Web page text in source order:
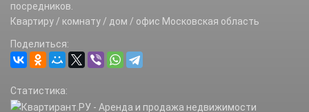
посредников.
Квартиру / комнату / дом / офис Московская область
Поделиться:
Статистика: